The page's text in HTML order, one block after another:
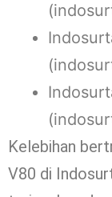
Kelebihan
V80 di